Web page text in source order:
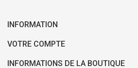
INFORMATION
VOTRE COMPTE
INFORMATIONS DE LA BOUTIQUE